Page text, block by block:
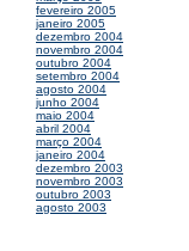
fevereiro 2005
janeiro 2005
dezembro 2004
novembro 2004
outubro 2004
setembro 2004
agosto 2004
junho 2004
maio 2004
abril 2004
março 2004
janeiro 2004
dezembro 2003
novembro 2003
outubro 2003
agosto 2003